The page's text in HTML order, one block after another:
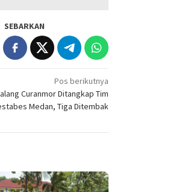
SEBARKAN
Pos berikutnya
Curanmor Ditangkap Tim
Medan, Tiga Ditembak